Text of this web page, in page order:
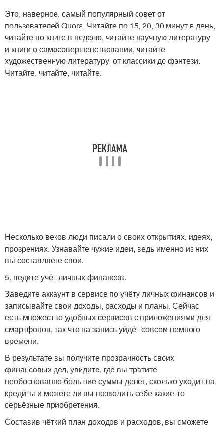
Это, наверное, самый популярный совет от
пользователей Quora. Читайте по 15, 20, 30 минут в день,
читайте по книге в неделю, читайте научную литературу
и книги о самосовершенствовании, читайте
художественную литературу, от классики до фэнтези.
Читайте, читайте, читайте.
Несколько веков люди писали о своих открытиях, идеях,
прозрениях. Узнавайте чужие идеи, ведь именно из них
вы составляете свои.
5. ведите учёт личных финансов.
Заведите аккаунт в сервисе по учёту личных финансов и
записывайте свои доходы, расходы и планы. Сейчас
есть множество удобных сервисов с приложениями для
смартфонов, так что на запись уйдёт совсем немного
времени.
В результате вы получите прозрачность своих
финансовых дел, увидите, где вы тратите
необоснованно большие суммы денег, сколько уходит на
кредиты и можете ли вы позволить себе какие-то
серьёзные приобретения.
Составив чёткий план доходов и расходов, вы сможете